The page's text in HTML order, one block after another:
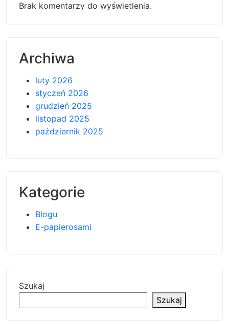
Brak komentarzy do wyświetlenia.
Archiwa
luty 2026
styczeń 2026
grudzień 2025
listopad 2025
październik 2025
Kategorie
Blogu
E-papierosami
Szukaj
Szukaj